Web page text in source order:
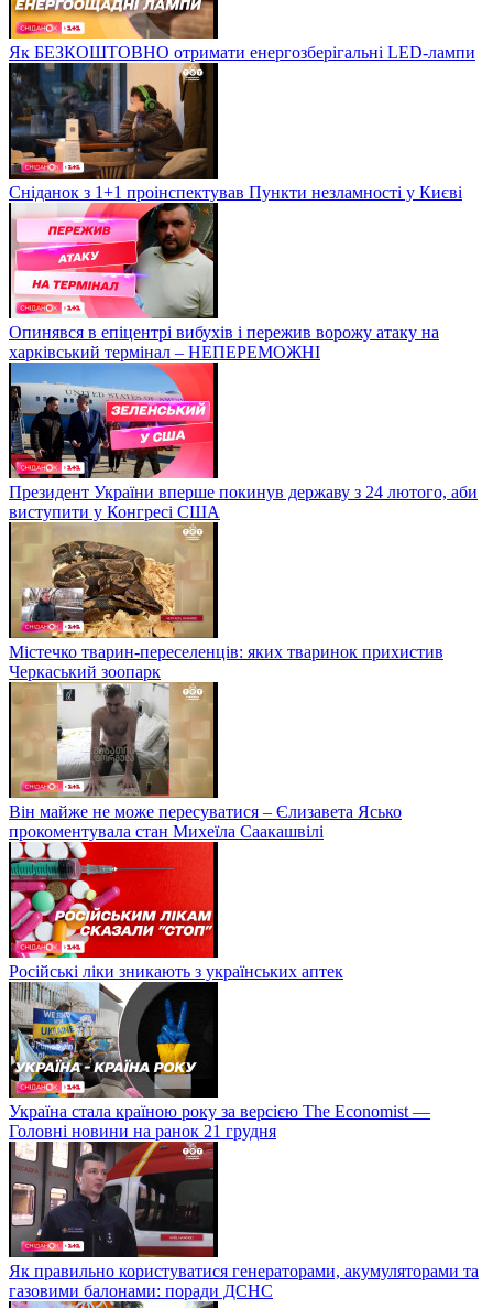
Як БЕЗКОШТОВНО отримати енергозберігальні LED-лампи
Сніданок з 1+1 проінспектував Пункти незламності у Києві
Опинявся в епіцентрі вибухів і пережив ворожу атаку на
харківський термінал – НЕПЕРЕМОЖНІ
Президент України вперше покинув державу з 24 лютого, аби
виступити у Конгресі США
Містечко тварин-переселенців: яких тваринок прихистив
Черкаський зоопарк
Він майже не може пересуватися – Єлизавета Ясько
прокоментувала стан Михеїла Саакашвілі
Російські ліки зникають з українських аптек
Україна стала країною року за версією The Economist —
Головні новини на ранок 21 грудня
Як правильно користуватися генераторами, акумуляторами та
газовими балонами: поради ДСНС